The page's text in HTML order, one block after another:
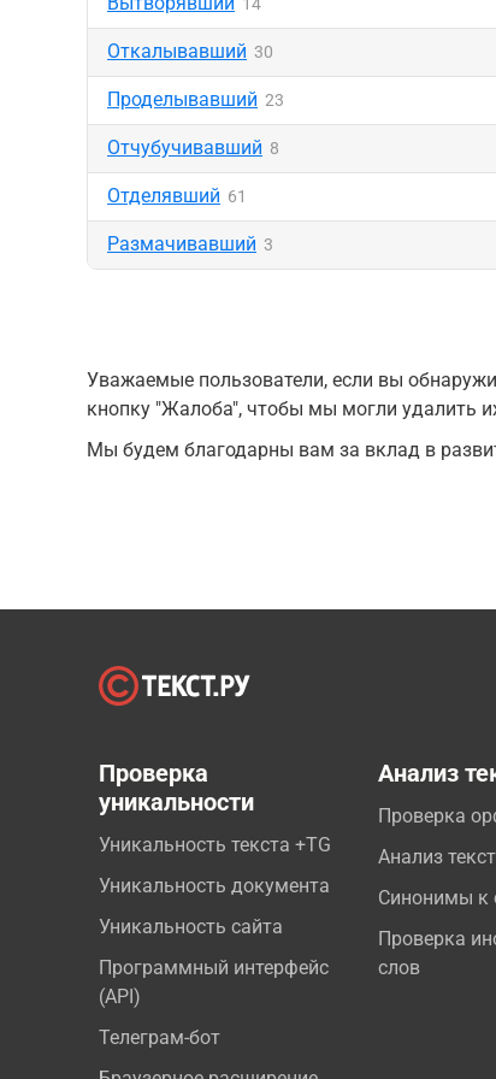
Откалывавший 30
Проделывавший 23
Отчубучивавший 8
Отделявший 61
Размачивавший 3
Уважаемые пользователи, если вы
кнопку "Жалоба", чтобы мы могли удалить
Мы будем благодарны вам за вклад в
Проверка
уникальности
Уникальность текста +TG
Уникальность документа
Уникальность сайта
Программный интерфейс
(API)
Телеграм-бот
Анализ
Проверка
Анализ
Синонимы к
Проверка
слов